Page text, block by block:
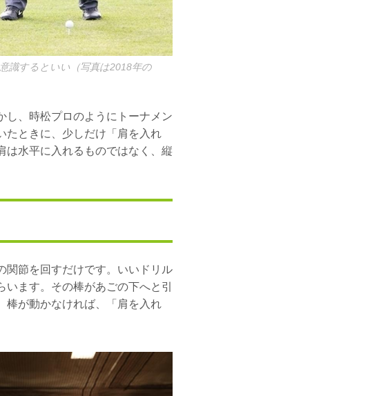
識するといい（写真は2018年の
し、時松プロのようにトーナメン
たときに、少しだけ「肩を入れ
は水平に入れるものではなく、縦
関節を回すだけです。いいドリル
ます。その棒があごの下へと引
棒が動かなければ、「肩を入れ